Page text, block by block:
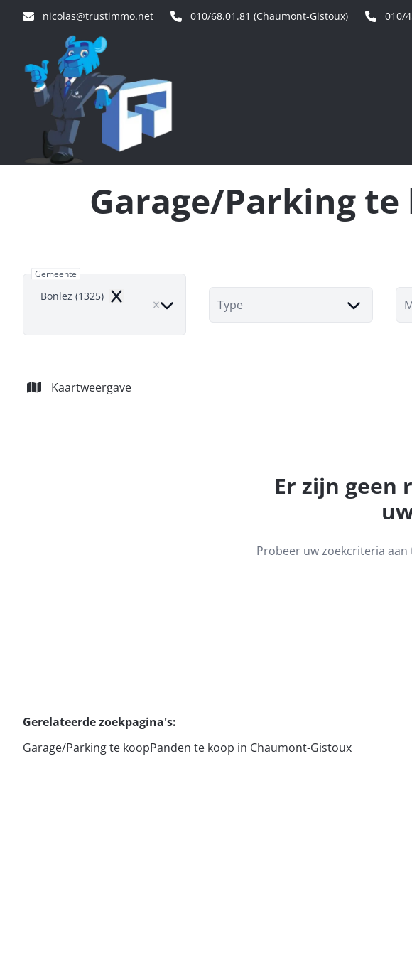
nicolas@trustimmo.net 010/68.01.81 (Chaumont-Gistoux) 010/
Garage/Parking
Gemeente
Bonlez (1325) Remove Type
Kaartweergave
Er zijn geen
Probeer uw zoekcriteria
Gerelateerde zoekpagina's:
Garage/Parking te koopPanden te koop in Chaumont-Gistoux